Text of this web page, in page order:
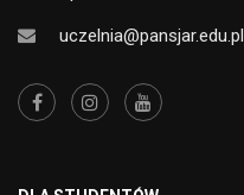
uczelnia@pansjar.edu.pl